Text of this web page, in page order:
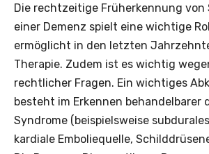
Die rechtzeitige Früherkennung von
einer Demenz spielt eine ­wichtige
ermöglicht in den letzten
Therapie. Zudem ist es wichtig
rechtlicher Fragen. Ein wichtiges
besteht im Erkennen behandelbarer
Syndrome (beispielsweise
kardiale Emboliequelle,